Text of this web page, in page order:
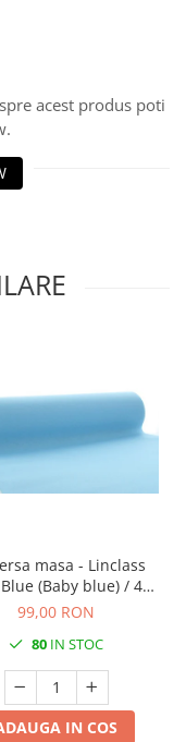
acest produs poti
masa - Linclass
(Baby blue) / 40
cm x 24 m / 1 rola
99,00 RON
80 IN STOC
IN COS